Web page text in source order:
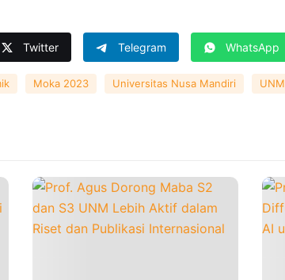
Twitter Telegram WhatsApp
Moka 2023 Universitas Nusa Mandiri UNM